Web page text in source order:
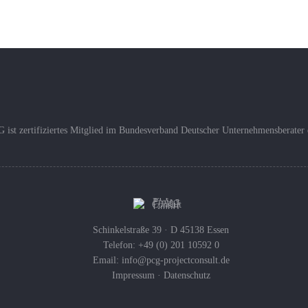
ist zertifiziertes Mitglied im Bundesverband Deutscher Unternehmensberater
Schinkelstraße 39 · D 45138 Essen
Telefon: +49 (0) 201 10592 0
Email: info@pcg-projectconsult.de
Impressum· Datenschutz